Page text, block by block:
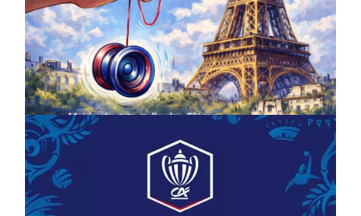
COMPÉTITIONS CULTURE EN FAMILLE JEUNESSE & SPORTS
Championnat de France de la FYYA
le 18 avril – Paris 14e
On18/03/2026byWebmaster2Risi